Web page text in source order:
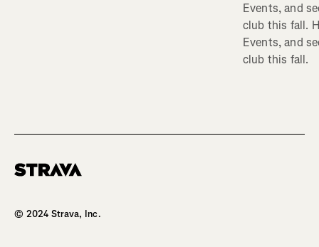
Events, and
club this fall.
Events, and
club this fall.
© 2024 Strava, Inc.